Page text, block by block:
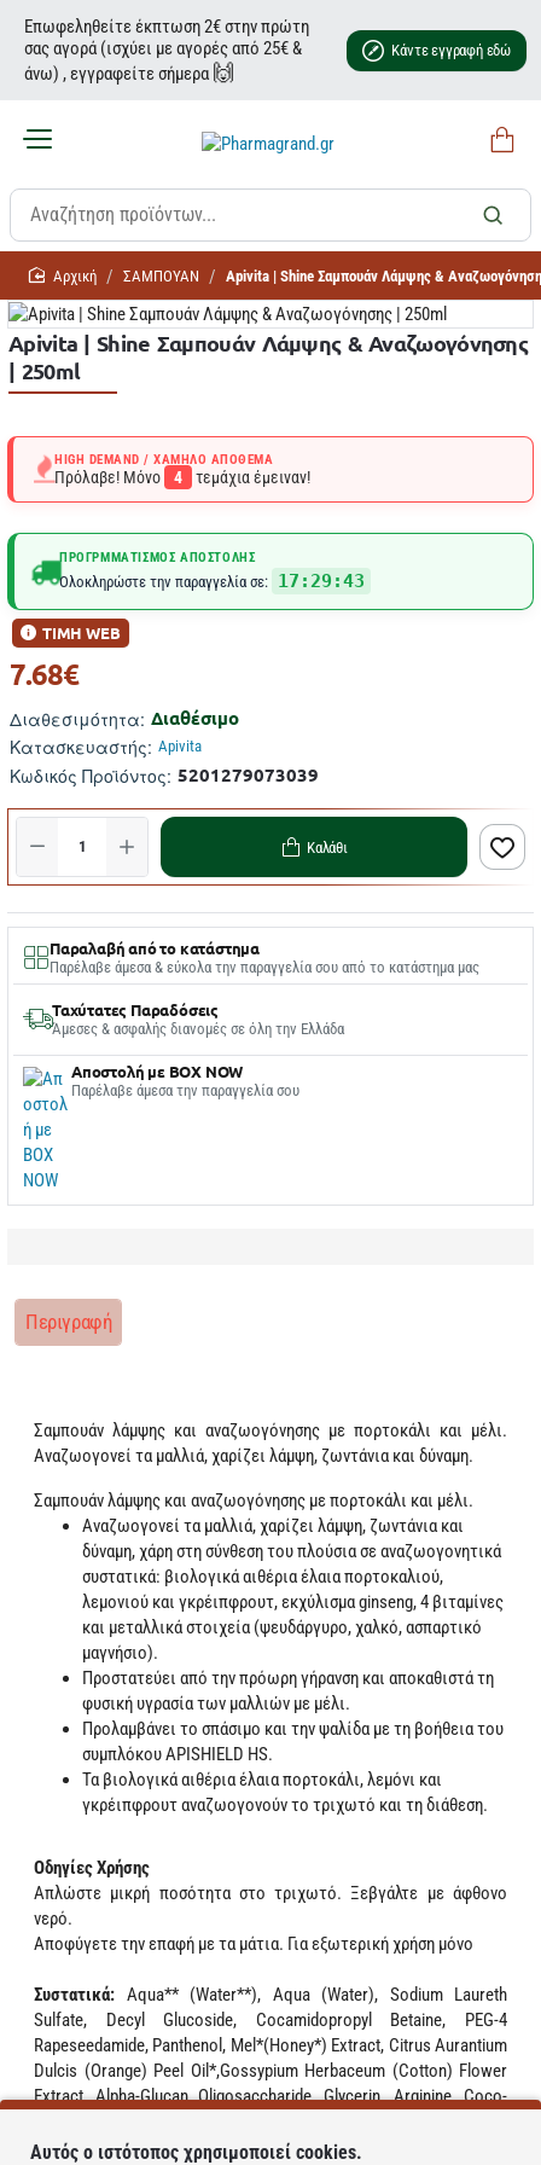
Επωφεληθείτε έκπτωση 2€ στην πρώτη
σας αγορά (ισχύει με αγορές από 25€ &
άνω) , εγγραφείτε σήμερα 🙌
Κάντε εγγραφή εδώ
homeΣΑΜΠΟΥΑΝ Apivita | Shine Σαμπουάν Λάμψης &
Apivita | Shine Σαμπουάν Λάμψης & Αναζωογόνησης
| 250ml
HIGH DEMAND / ΧΑΜΗΛΌ ΑΠΌΘΕΜΑ
Πρόλαβε! Μόνο 4 τεμάχια έμειναν!
ΠΡΟΓΡΜΜΑΤΙΣΜΌΣ ΑΠΟΣΤΟΛΉΣ
Ολοκληρώστε την παραγγελία σε: 17:29:42
Διαθεσιμότητα: Διαθέσιμο
Κατασκευαστής: Apivita
Κωδικός Προϊόντος: 5201279073039
ΤΙΜΗ WEB
7.68€
Καλάθι
Παραλαβή από το κατάστημα
Παρέλαβε άμεσα & εύκολα την παραγγελία σου από το κατάστημα μας
Ταχύτατες Παραδόσεις
Άμεσες & ασφαλής διανομές σε όλη την Ελλάδα
Αποστολή με BOX NOW
Παρέλαβε άμεσα την παραγγελία σου
Περιγραφή
Σαμπουάν λάμψης και αναζωογόνησης με πορτοκάλι και μέλι.
Αναζωογονεί τα μαλλιά, χαρίζει λάμψη, ζωντάνια και δύναμη.
Σαμπουάν λάμψης και αναζωογόνησης με πορτοκάλι και μέλι.
Αναζωογονεί τα μαλλιά, χαρίζει λάμψη, ζωντάνια και
δύναμη, χάρη στη σύνθεση του πλούσια σε αναζωογονητικά
συστατικά: βιολογικά αιθέρια έλαια πορτοκαλιού,
λεμονιού και γκρέιπφρουτ, εκχύλισμα ginseng, 4 βιταμίνες
και μεταλλικά στοιχεία (ψευδάργυρο, χαλκό, ασπαρτικό
μαγνήσιο).
Προστατεύει από την πρόωρη γήρανση και αποκαθιστά τη
φυσική υγρασία των μαλλιών με μέλι.
Προλαμβάνει το σπάσιμο και την ψαλίδα με τη βοήθεια του
συμπλόκου APISHIELD HS.
Τα βιολογικά αιθέρια έλαια πορτοκάλι, λεμόνι και
γκρέιπφρουτ αναζωογονούν το τριχωτό και τη διάθεση.
Οδηγίες Χρήσης
Απλώστε μικρή ποσότητα στο τριχωτό. Ξεβγάλτε με άφθονο
νερό.
Αποφύγετε την επαφή με τα μάτια. Για εξωτερική χρήση μόνο
Συστατικά: Aqua** (Water**), Aqua (Water), Sodium Laureth
Sulfate, Decyl Glucoside, Cocamidopropyl Betaine, PEG-4
Rapeseedamide, Panthenol, Mel*(Honey*) Extract, Citrus Aurantium
Dulcis (Orange) Peel Oil*,Gossypium Herbaceum (Cotton) Flower
Extract, Alpha-Glucan Oligosaccharide, Glycerin, Arginine, Coco-
Extract, Citrus Limon (Lemon) Peel Oil*, Panax Ginseng Root
Αυτός ο ιστότοπος χρησιμοποιεί cookies.